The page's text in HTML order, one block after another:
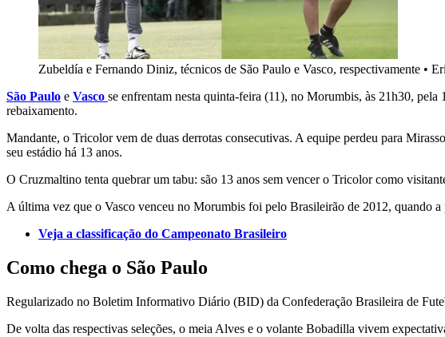
Zubeldía e Fernando Diniz, técnicos de São Paulo e Vasco, respectivamente •
São Paulo e Vasco se enfrentam nesta quinta-feira (11), no Morumbis, às 21h30, pela
rebaixamento.
Mandante, o Tricolor vem de duas derrotas consecutivas. A equipe perdeu para
seu estádio há 13 anos.
O Cruzmaltino tenta quebrar um tabu: são 13 anos sem vencer o Tricolor como
A última vez que o Vasco venceu no Morumbis foi pelo Brasileirão de 2012, quando
Veja a classificação do Campeonato Brasileiro
Como chega o São Paulo
Regularizado no Boletim Informativo Diário (BID) da Confederação Brasileira de
De volta das respectivas seleções, o meia Alves e o volante Bobadilla vivem